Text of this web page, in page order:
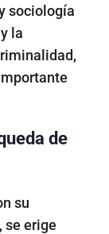
sociología
la
de
su
se erige